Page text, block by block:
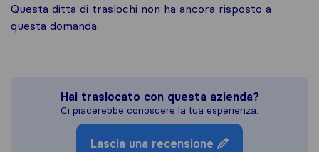
Questa ditta di traslochi non ha ancora risposto a
questa domanda.
Hai traslocato con questa azienda?
Ci piacerebbe conoscere la tua esperienza.
Lascia una recensione